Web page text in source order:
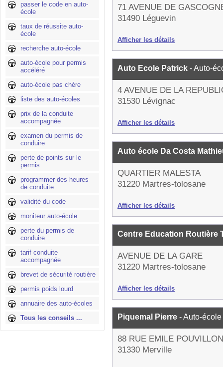
passer le code en auto-
école
taux de réussite auto-
école
recherche auto-école
auto-école pour permis
accéléré
auto-école pas chère
liste des auto-écoles
prix de la conduite
accompagnée
examen du permis de
conduire
perte de points sur le
permis
programmer des heures
de conduite
validité du code
moniteur auto-école
perte du permis de
conduire
tarif conduite
accompagnée
brevet de sécurité routière
permis poids lourd
annuaire des auto-écoles
Tous les conseils ...
71 AVENUE DE
31490 Léguevin
Afficher les détails
Auto Ecole Patrick - Auto-
4 AVENUE DE LA
31530 Lévignac
Afficher les détails
Auto école Da Costa
QUARTIER MALESTA
31220 Martres-tolosane
Afficher les détails
Centre Education Routière
AVENUE DE LA GARE
31220 Martres-tolosane
Afficher les détails
Piquemal Pierre - Auto-école
88 RUE EMILE POUVILLON
31330 Merville